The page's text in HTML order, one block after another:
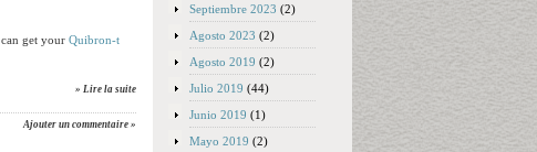
get your Quibron-t
» Lire la suite
Ajouter un commentaire »
Septiembre 2023 (2)
Agosto 2023 (2)
Agosto 2019 (2)
Julio 2019 (44)
Junio 2019 (1)
Mayo 2019 (2)